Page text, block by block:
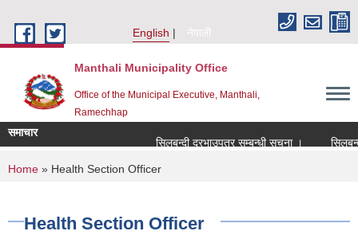
English
नेपाली
Manthali Municipality Office
Office of the Municipal Executive, Manthali,
Ramechhap
समाचार
सिलबन्दी दरभाउपत्र सम्बन्धी सूचना ।
सिलबन्दी
You are here
Home » Health Section Officer
Health Section Officer